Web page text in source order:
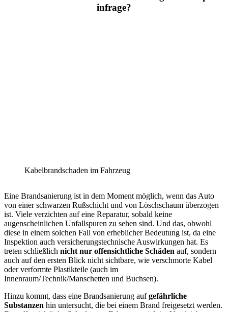
infrage?
Kabelbrandschaden im Fahrzeug
Eine Brandsanierung ist in dem Moment möglich, wenn das Auto
von einer schwarzen Rußschicht und von Löschschaum überzogen
ist. Viele verzichten auf eine Reparatur, sobald keine
augenscheinlichen Unfallspuren zu sehen sind. Und das, obwohl
diese in einem solchen Fall von erheblicher Bedeutung ist, da eine
Inspektion auch versicherungstechnische Auswirkungen hat. Es
treten schließlich nicht nur offensichtliche Schäden auf, sondern
auch auf den ersten Blick nicht sichtbare, wie verschmorte Kabel
oder verformte Plastikteile (auch im
Innenraum/Technik/Manschetten und Buchsen).
Hinzu kommt, dass eine Brandsanierung aufgefährliche
Substanzen hin untersucht, die bei einem Brand freigesetzt werden.